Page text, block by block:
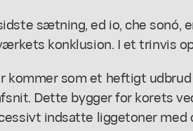
sætning, ed io, che sonó,
konklusion. I et trinvis
kommer som et heftigt
Dette bygger for korets
indsatte liggetoner med